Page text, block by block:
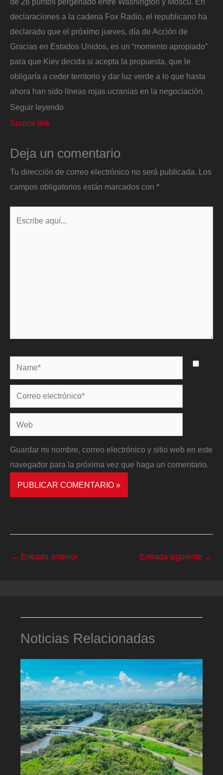
declaraciones a la cadena Fox Radio, el republicano ha
declarado que el próximo jueves, día de Acción de
Gracias en Estados Unidos, es un “momento apropiado”
para que Kiev decida si acepta la propuesta, que le
obligaría a ceder territorio y dar luz verde a lo que hasta
ahora han sido líneas rojas ucranias en la negociación.
Seguir leyendo
Source link
Deja un comentario
Tu dirección de correo electrónico no será publicada. Los
campos obligatorios están marcados con *
Name*
Correo
electrónico*
Web
Guardar mi nombre, correo electrónico y sitio web en este
navegador para la próxima vez que haga un comentario.
← Entrada anterior Entrada siguiente →
Noticias Relacionadas